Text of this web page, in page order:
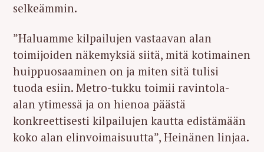
selkeämmin.
”Haluamme kilpailujen vastaavan alan
toimijoiden näkemyksiä siitä, mitä kotimainen
huippuosaaminen on ja miten sitä tulisi
tuoda esiin. Metro-tukku toimii ravintola-
alan ytimessä ja on hienoa päästä
konkreettisesti kilpailujen kautta edistämään
koko alan elinvoimaisuutta”, Heinänen linjaa.